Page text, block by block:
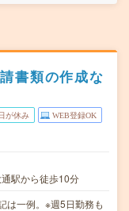
書類の作成な
が休み WEB登録OK
駅から徒歩10分
一例。※週5日勤務も